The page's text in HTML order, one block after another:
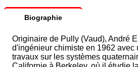
Biographie
Originaire de Pully (Vaud), André
d'ingénieur chimiste en 1962
travaux sur les systèmes